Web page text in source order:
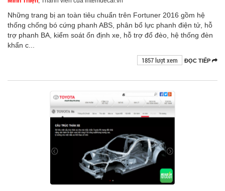
Những trang bị an toàn tiêu chuẩn trên Fortuner 2016 gồm hệ
thống chống bó cứng phanh ABS, phân bổ lực phanh điện tử, hỗ
trợ phanh BA, kiểm soát ổn định xe, hỗ trợ đổ đèo, hệ thống đèn
khẩn c...
ĐỌC TIẾP
1857 lượt xem